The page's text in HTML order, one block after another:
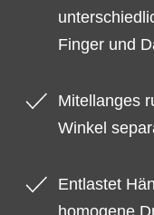
Finger und
Mitellanges
Winkel
Entlastet
homogene